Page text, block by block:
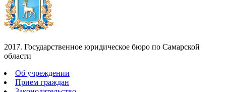
2017. Государственное юридическое бюро по Самарской
области
Об учреждении
Прием граждан